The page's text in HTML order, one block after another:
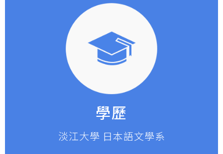
學歷
淡江大學 日本語文學系